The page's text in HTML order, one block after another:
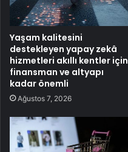
Yaşam kalitesini
destekleyen yapay zekâ
hizmetleri akıllı kentler için
finansman ve altyapı
kadar önemli
Ağustos 7, 2026